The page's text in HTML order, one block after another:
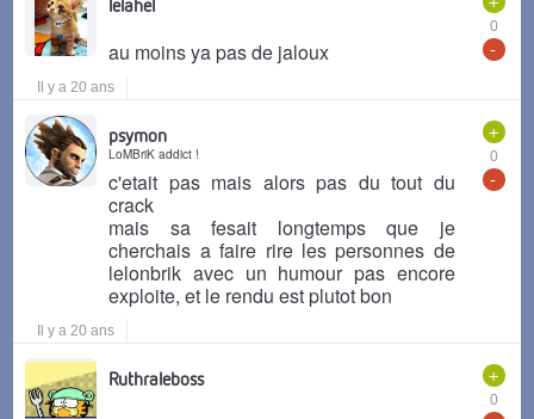
0
-
lelahel
au moins ya pas de jaloux
Il y a 20 ans
+
0
-
psymon
LoMBriK addict !
c'etait pas mais alors pas du tout du
crack
mais sa fesait longtemps que je
cherchais a faire rire les personnes de
lelonbrik avec un humour pas encore
exploite, et le rendu est plutot bon
Il y a 20 ans
+
0
Ruthraleboss